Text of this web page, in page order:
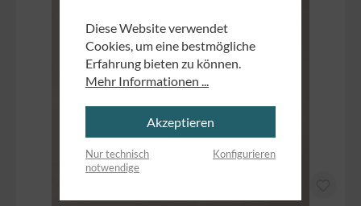
Diese Website verwendet
Cookies, um eine bestmögliche
Erfahrung bieten zu können.
Mehr Informationen ...
Akzeptieren
Nur technisch
notwendige
Konfigurieren